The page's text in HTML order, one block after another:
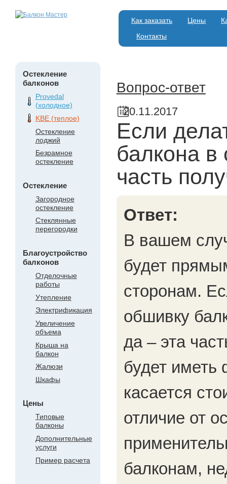
Как заказать Цены
Контакты
Остекление
балконов
Provedal
(холодное)
KBE (теплое)
Остекление
лоджий
Безрамное
остекление
Остекление
Загородное
остекление
Стеклянные
перегородки
Благоустройство
балконов
Отделочные
работы
Утепление
Электрификация
Увеличение
объема
Крыша на
балкон
Жалюзи
Шкафы
Цены
Типовые
балконы
Дополнительные
услуги
Пример расчета
Вопрос-ответ
20.11.2017
Если
балкона в
часть
Ответ:
В вашем
будет
сторонам.
обшивку
да – эта
будет
касается
отличие от
балконам,